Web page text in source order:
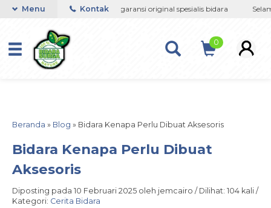
google-site-
gangguan jin sihir Bergaransi original spesialis bidara
Menu Kontak
0
Beranda » Blog » Bidara Kenapa Perlu Dibuat Aksesoris
Bidara Kenapa Perlu Dibuat
Aksesoris
Diposting pada 10 Februari 2025 oleh jemcairo / Dilihat: 104 kali /
Kategori: Cerita Bidara